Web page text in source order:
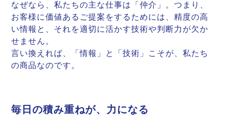
なぜなら、私たちの主な仕事は「仲介」。つまり、
お客様に価値あるご提案をするためには、精度の高
い情報と、それを適切に活かす技術や判断力が欠か
せません。
言い換えれば、「情報」と「技術」こそが、私たち
の商品なのです。
毎日の積み重ねが、力になる